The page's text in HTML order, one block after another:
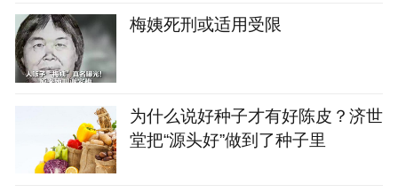
梅姨死刑或适用受限
为什么说好种子才有好陈皮？济世
堂把“源头好”做到了种子里